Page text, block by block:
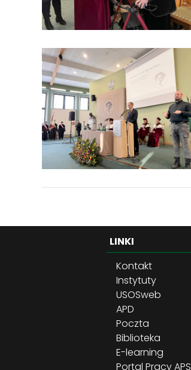
LINKI
Kontakt
Instytuty
USOSweb
APD
Poczta
Biblioteka
E-learning
Portal Pracy APS